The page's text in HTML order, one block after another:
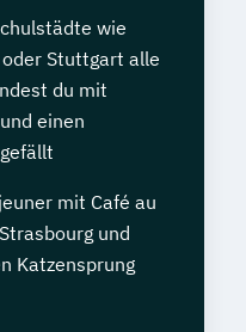
wie
Stuttgart alle
du mit
einen
mit Café au
und
Katzensprung